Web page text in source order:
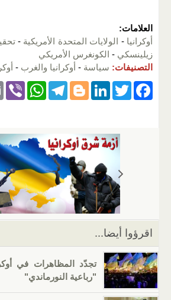
العلامات:
أوكرانيا - الولايات المتحدة الأمريكية -
زيلينسكي - الكونغرس الأمريكي
التصنيفات: سياسة - أوكرانيا والغرب -
F
k
T
er
Li
e
dI
n
Bl
g
er
T
gr
a
m
W
s
A
p
p
اقرؤوا أيضا...
تجدّد المظاهرات في
"رباعية النورماندي"